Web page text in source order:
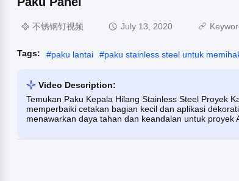
不锈钢钉视频 July 13, 2020
Tags: #paku lantai #paku stainless steel untuk
Video Description:
Temukan Paku Kepala Hilang Stainless Steel Proyek
memperbaiki cetakan bagian kecil dan aplikasi
menawarkan daya tahan dan keandalan untuk proyek